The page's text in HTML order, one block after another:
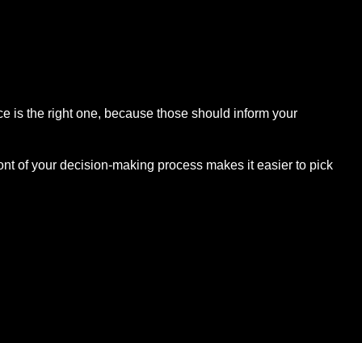
is the right one, because those should inform your
of your decision-making process makes it easier to pick